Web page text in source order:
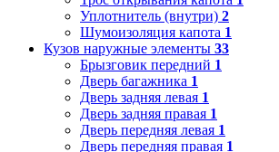
Уплотнитель (внутри) 2
Шумоизоляция капота 1
Кузов наружные элементы 33
Брызговик передний 1
Дверь багажника 1
Дверь задняя левая 1
Дверь задняя правая 1
Дверь передняя левая 1
Дверь передняя правая 1